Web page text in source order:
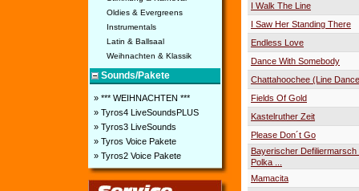
Oldies & Evergreens
Instrumentals
Latin & Ballsaal
Weihnachten & Klassik
Sounds/Pakete
» *** WEIHNACHTEN ***
» Tyros4 LiveSoundsPLUS
» Tyros3 LiveSounds
» Tyros Voice Pakete
» Tyros2 Voice Pakete
I Walk The Line
I Saw Her Standing There
Endless Love
Dance With Somebody
Chattahoochee (Line
Fields Of Gold
Kastelruther Zeit
Please Don´t Go
Bayerischer Defiliermarsch
Polka ...
Mamacita